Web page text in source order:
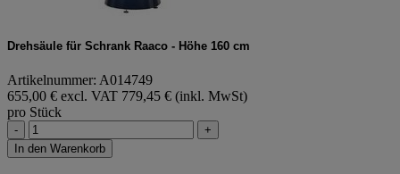
Drehsäule für Schrank Raaco - Höhe 160 cm
Artikelnummer: A014749
655,00 € excl. VAT 779,45 € (inkl. MwSt)
pro Stück
-
+
In den Warenkorb